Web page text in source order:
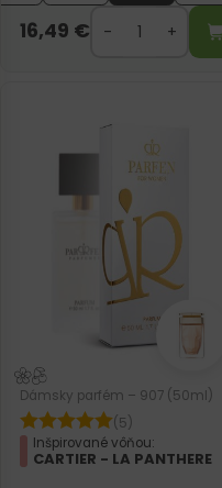
16,49 €
Dámsky parfém – 907 (50ml)
(5)
Inšpirované vôňou:
CARTIER - LA PANTHERE